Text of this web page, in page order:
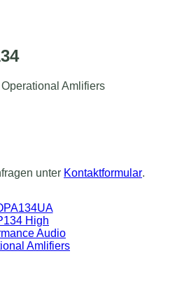
Amlifiers
unter Kontaktformular.